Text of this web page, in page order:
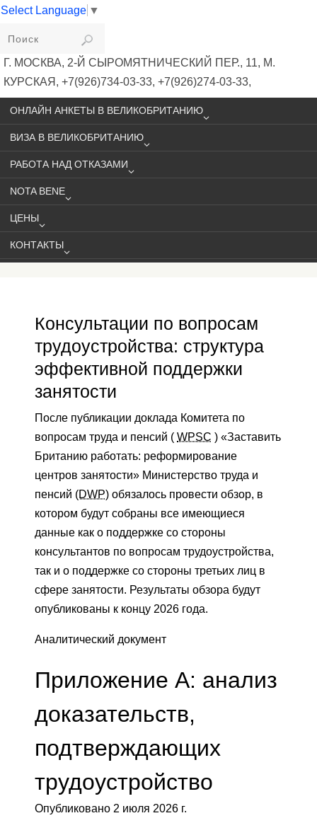
Select Language ▼
VIKIVISA
Г. МОСКВА, 2-Й СЫРОМЯТНИЧЕСКИЙ ПЕР., 11, М.
КУРСКАЯ, +7(926)734-03-33, +7(926)274-03-33,
VISA@VIKIVISA.RU
ОНЛАЙН АНКЕТЫ В ВЕЛИКОБРИТАНИЮ
ВИЗА В ВЕЛИКОБРИТАНИЮ
РАБОТА НАД ОТКАЗАМИ
NOTA BENE
ЦЕНЫ
КОНТАКТЫ
Консультации по вопросам
трудоустройства: структура
эффективной поддержки
занятости
После публикации доклада Комитета по
вопросам труда и пенсий ( WPSC ) «Заставить
Британию работать: реформирование
центров занятости» Министерство труда и
пенсий (DWP) обязалось провести обзор, в
котором будут собраны все имеющиеся
данные как о поддержке со стороны
консультантов по вопросам трудоустройства,
так и о поддержке со стороны третьих лиц в
сфере занятости. Результаты обзора будут
опубликованы к концу 2026 года.
Аналитический документ
Приложение А: анализ
доказательств,
подтверждающих
трудоустройство
Опубликовано 2 июля 2026 г.